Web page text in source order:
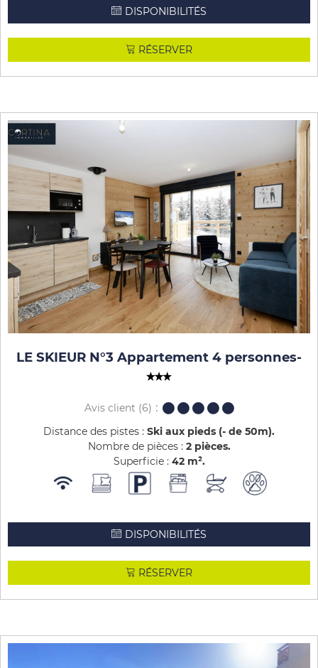
DISPONIBILITÉS
RÉSERVER
LE SKIEUR N°3 Appartement 4 personnes-
Avis client (6)
Distance des pistes : Ski aux pieds (- de 50m)
Nombre de pièces : 2 pièces
Superficie : 42 m²
DISPONIBILITÉS
RÉSERVER